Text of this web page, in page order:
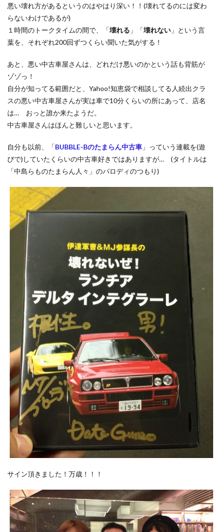
悪い壊れ方があるというのはやはり深い！！(壊れてるのには変わ
らないわけであるが)
１時間のトークタイムの間で、「壊れる 」「壊れない 」という言
葉を、それぞれ200回ずつくらい聞いた気がする！
あと、悪い中古車屋さんは、どれだけ悪いのかという話も背筋が
ゾゾっ！
自分が知ってる範囲だと、Yahoo!知恵袋で相談してる人続出クラ
スの悪い中古車屋さんが実は車で10分くらいの所にあって、店名
は… おっと誰か来たようだ。
中古車屋さんはほんと難しいと思います。
自分も以前、「BUBBLE-Bのたまらん中古車 」っていう連載を(遊
びで)していたくらいの中古車好きではありますが… (タイトルは
「中島らものたまらん人々」のパロディのつもり)
サイン頂きました！万歳！！！